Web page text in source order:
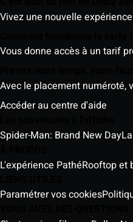
Vivez une nouvelle
Vous donne accès à un tarif
Avec le placement numéroté,
Accéder au centre d'aide
Spider-Man: Brand New Day
L'expérience PathéRooftop et
Paramétrer vos cookies